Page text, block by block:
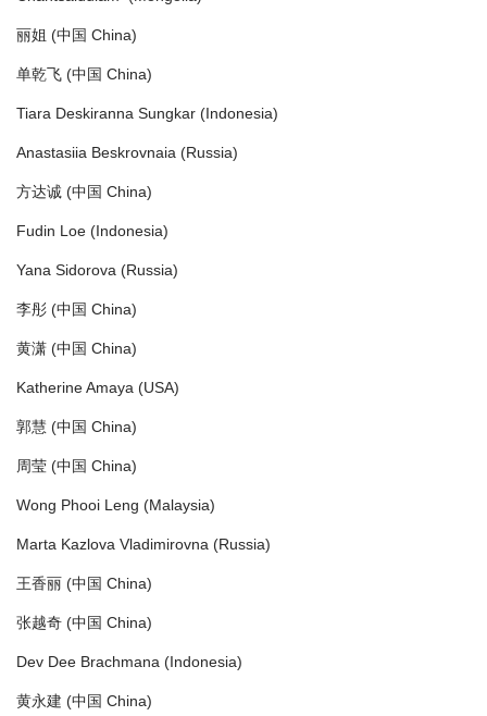
丽姐 (中国 China)
单乾飞 (中国 China)
Tiara Deskiranna Sungkar (Indonesia)
Anastasiia Beskrovnaia (Russia)
方达诚 (中国 China)
Fudin Loe (Indonesia)
Yana Sidorova (Russia)
李彤 (中国 China)
黄潇 (中国 China)
Katherine Amaya (USA)
郭慧 (中国 China)
周莹 (中国 China)
Wong Phooi Leng (Malaysia)
Marta Kazlova Vladimirovna (Russia)
王香丽 (中国 China)
张越奇 (中国 China)
Dev Dee Brachmana (Indonesia)
黄永建 (中国 China)